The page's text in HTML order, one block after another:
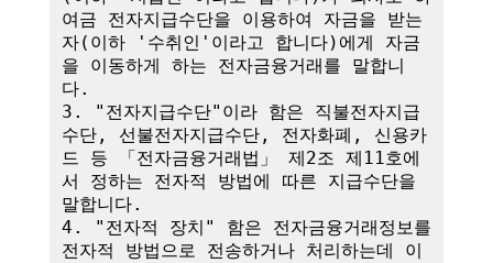
여금 전자지급수단을 이용하여 자금을 받는
자(이하 '수취인'이라고 합니다)에게 자금
을 이동하게 하는 전자금융거래를 말합니
다.
3. "전자지급수단"이라 함은 직불전자지급
수단, 선불전자지급수단, 전자화폐, 신용카
드 등 「전자금융거래법」 제2조 제11호에
서 정하는 전자적 방법에 따른 지급수단을
말합니다.
4. "전자적 장치" 함은 전자금융거래정보를
전자적 방법으로 전송하거나 처리하는데 이